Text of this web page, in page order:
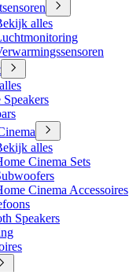
alles
Speakers
alles
Cinema Sets
Cinema Accessoires
Speakers